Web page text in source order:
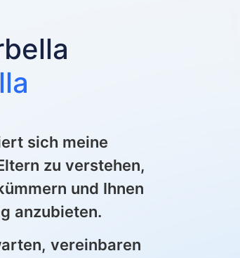
sich meine
zu verstehen,
und Ihnen
anzubieten.
vereinbaren